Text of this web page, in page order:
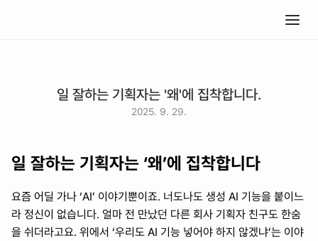
일 잘하는 기획자는 '왜'에 집착합니다.
2025. 9. 29.
일 잘하는 기획자는 ‘왜’에 집착합니다
요즘 어딜 가나 ‘AI’ 이야기뿐이죠. 너도나도 생성 AI 기능을 붙이느
라 정신이 없습니다. 얼마 전 만났던 다른 회사 기획자 친구도 한숨
을 쉬더라고요. 위에서 ‘우리도 AI 기능 넣어야 하지 않겠냐’는 이야